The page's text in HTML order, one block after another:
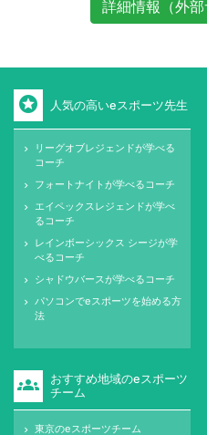
詳細情報（外部
stars 人気の高いeスポーツ先生
keyboard_arrow_right
リーグオブレジェンドが学べる
コーチ
keyboard_arrow_right フォートナイトが学べるコーチ
keyboard_arrow_right
エイペックスレジェンドが学べ
るコーチ
keyboard_arrow_right
レインボーシックス シージが学
べるコーチ
keyboard_arrow_right シャドウバースが学べるコーチ
keyboard_arrow_right
パソコンでeスポーツを始める方
法
groups
おすすめ地域のeスポーツ
チーム
keyboard_arrow_right 東京のeスポーツチーム